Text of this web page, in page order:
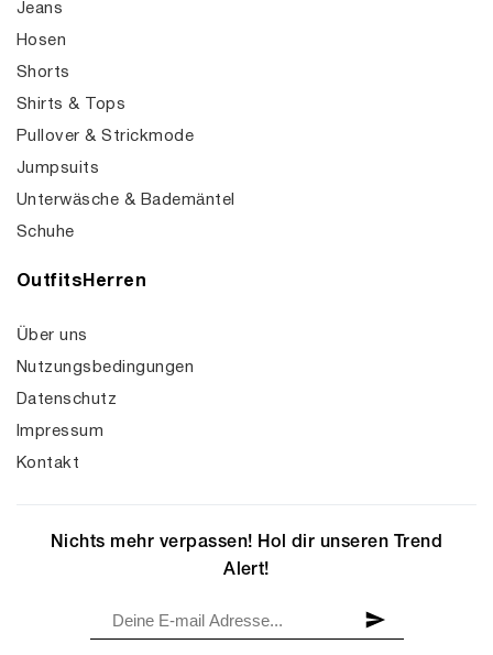
Jeans
Hosen
Shorts
Shirts & Tops
Pullover & Strickmode
Jumpsuits
Unterwäsche & Bademäntel
Schuhe
OutfitsHerren
Über uns
Nutzungsbedingungen
Datenschutz
Impressum
Kontakt
Nichts mehr verpassen! Hol dir unseren Trend
Alert!